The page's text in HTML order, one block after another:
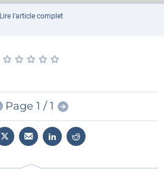
Lire l'article complet
★ ★ ★ ★ ★
★ ★ ★ ★ ★
Page 1 / 1